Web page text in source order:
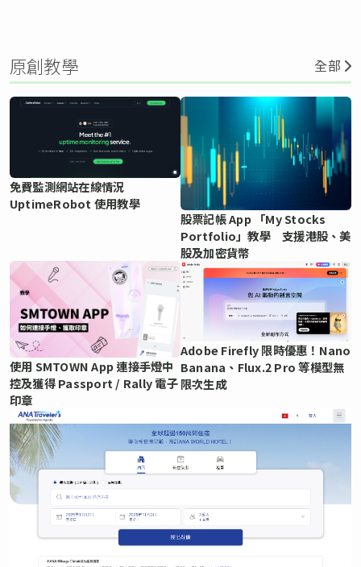
原創教學 全部
免費監測網站在線情況
UptimeRobot 使用教學
股票記帳 App 「My Stocks
Portfolio」教學 支援港股、美
股及加密貨幣
使用 SMTOWN App 連接手燈中
控及獲得 Passport / Rally 電子
印章
Adobe Firefly 限時優惠！Nano
Banana、Flux.2 Pro 等模型無
限次生成